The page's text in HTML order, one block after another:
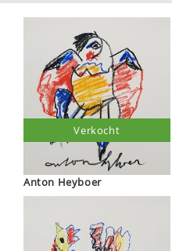
Anton Heyboer
Verkocht